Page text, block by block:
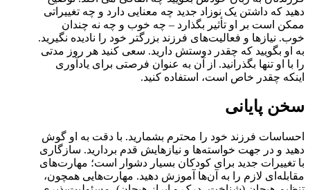
دهید که داشتن یک نوزاد جدید چه معنایی دارد و چه تغییراتی
ممکن است بر او تأثیر بگذارد – چه خوب و چه نه چندان
خوب. نیازها و فعالیت‌های فرزند بزرگتر خود را نادیده نگیرید.
به او بگویید که چقدر دوستش دارید. سعی کنید هر روز مدتی
را با او تنها بگذرانید. از آن به عنوان فرصتی برای یادآوری
اینکه چقدر خاص است، استفاده کنید.
سخن پایانی
احساسات فرزند خود را محترم بشمارید. با دقت به او گوش
دهید و در جهت خواسته‌ها و نیازهایش قدم بردارید. سازگاری
با تغییرات جدید برای کودکان بسیار دشوار است؛ مهارت‌های
مقابله‌ای لازم را به آن‌ها آموزش دهید. مهارت‌هایی همچون،